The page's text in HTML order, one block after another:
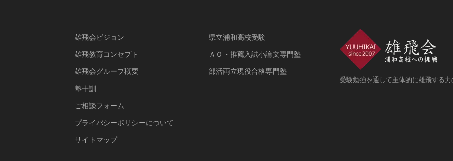
雄飛会ビジョン
雄飛教育コンセプト
雄飛会グループ概要
塾十訓
ご相談フォーム
プライバシーポリシーについて
サイトマップ
県立浦和高校受験
ＡＯ・推薦入試小論文専門塾
部活両立現役合格専門塾
受験勉強を通して主体的に雄飛する